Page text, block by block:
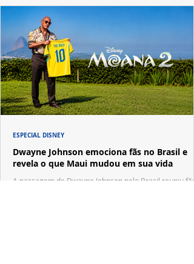
Dwayne Johnson emociona fãs no Brasil e
revela o que Maui mudou em sua vida
A passagem de Dwayne Johnson pelo Brasil reuniu fãs,
ESPECIAL DISNEY